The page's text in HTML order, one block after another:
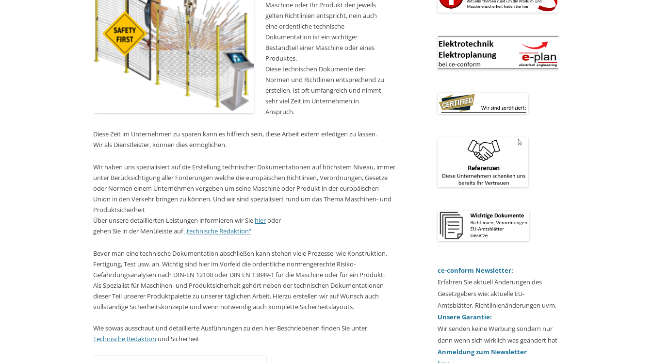
Maschine oder Ihr Produkt den jeweils
gelten Richtlinien entspricht, nein auch
eine ordentliche technische
Dokumentation ist ein wichtiger
Bestandteil einer Maschine oder eines
Produktes.
Diese technischen Dokumente den
Normen und Richtlinien entsprechend zu
erstellen, ist oft umfangreich und nimmt
sehr viel Zeit im Unternehmen in
Anspruch.
Diese Zeit im Unternehmen zu sparen kann es hilfreich sein, diese Arbeit extern erledigen zu lassen.
Wir als Dienstleister, können dies ermöglichen.
Wir haben uns spezialisiert auf die Erstellung technischer Dokumentationen auf höchstem Niveau, immer
unter Berücksichtigung aller Forderungen welche die europäischen Richtlinien, Verordnungen, Gesetze
oder Normen einem Unternehmen vorgeben um seine Maschine oder Produkt in der europäischen
Union in den Verkehr bringen zu können. Und wir sind spezialisiert rund um das Thema Maschinen- und
Produktsicherheit
Über unsere detaillierten Leistungen informieren wir Sie hieroder
gehen Sie in der Menüleiste auf„technische Redaktion“
Bevor man eine technische Dokumentation abschließen kann stehen viele Prozesse, wie Konstruktion,
Fertigung, Test usw. an. Wichtig sind hier im Vorfeld die ordentliche normengerechte Risiko-
Gefährdungsanalysen nach DIN-EN 12100 oder DIN EN 13849-1 für die Maschine oder für ein Produkt.
Als Spezialist für Maschinen- und Produktsicherheit gehört neben der technischen Dokumentationen
dieser Teil unserer Produktpalette zu unserer täglichen Arbeit. Hierzu erstellen wir auf Wunsch auch
vollständige Sicherheitskonzepte und wenn notwendig auch komplette Sicherheitslayouts.
Wie sowas ausschaut und detaillierte Ausführungen zu den hier Beschriebenen finden Sie unter
Technische Redaktion und Sicherheit
ce-conform Newsletter:
Erfahren Sie aktuell Änderungen des
Gesetzgebers wie: aktuelle EU-
Amtsblätter, Richtlinienänderungen uvm.
Unsere Garantie:
Wir senden keine Werbung sondern nur
dann wenn sich wirklich was geändert hat
Anmeldung zum Newsletter